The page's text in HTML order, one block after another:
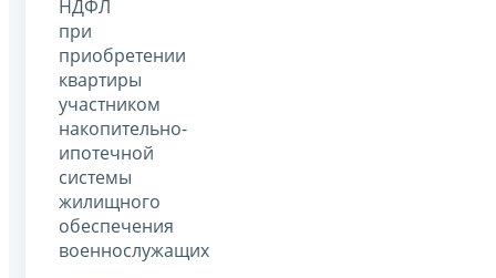
НДФЛ
при
приобретении
квартиры
участником
накопительно-
ипотечной
системы
жилищного
обеспечения
военнослужащих